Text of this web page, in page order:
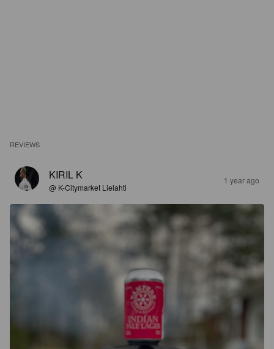
REVIEWS
KIRIL K
@ K-Citymarket Lielahti
1 year ago